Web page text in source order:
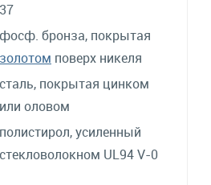
37
фосф. бронза, покрытая
золотом поверх никеля
сталь, покрытая цинком
или оловом
полистирол, усиленный
стекловолокном UL94 V-0